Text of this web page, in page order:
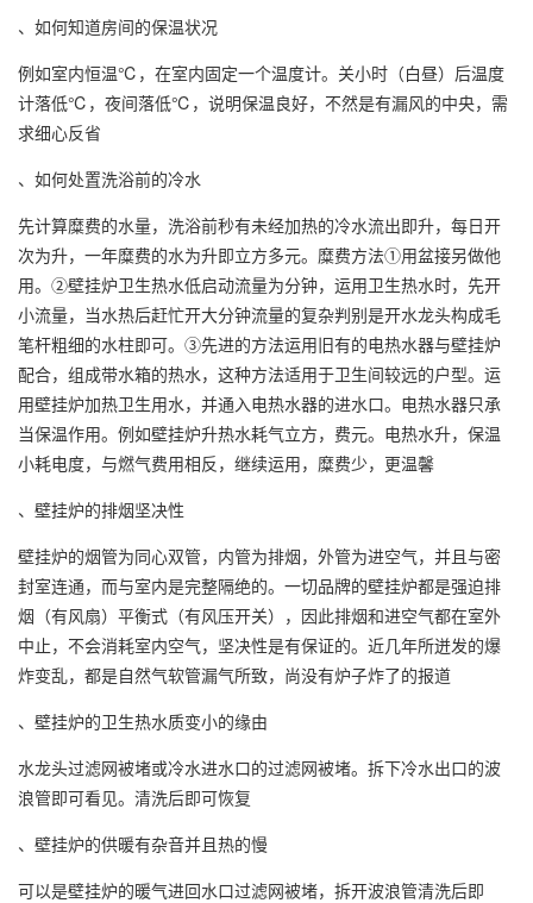
、如何知道房间的保温状况
例如室内恒温℃，在室内固定一个温度计。关小时（白昼）后温度
计落低℃，夜间落低℃，说明保温良好，不然是有漏风的中央，需
求细心反省
、如何处置洗浴前的冷水
先计算糜费的水量，洗浴前秒有未经加热的冷水流出即升，每日开
次为升，一年糜费的水为升即立方多元。糜费方法①用盆接另做他
用。②壁挂炉卫生热水低启动流量为分钟，运用卫生热水时，先开
小流量，当水热后赶忙开大分钟流量的复杂判别是开水龙头构成毛
笔杆粗细的水柱即可。③先进的方法运用旧有的电热水器与壁挂炉
配合，组成带水箱的热水，这种方法适用于卫生间较远的户型。运
用壁挂炉加热卫生用水，并通入电热水器的进水口。电热水器只承
当保温作用。例如壁挂炉升热水耗气立方，费元。电热水升，保温
小耗电度，与燃气费用相反，继续运用，糜费少，更温馨
、壁挂炉的排烟坚决性
壁挂炉的烟管为同心双管，内管为排烟，外管为进空气，并且与密
封室连通，而与室内是完整隔绝的。一切品牌的壁挂炉都是强迫排
烟（有风扇）平衡式（有风压开关），因此排烟和进空气都在室外
中止，不会消耗室内空气，坚决性是有保证的。近几年所迸发的爆
炸变乱，都是自然气软管漏气所致，尚没有炉子炸了的报道
、壁挂炉的卫生热水质变小的缘由
水龙头过滤网被堵或冷水进水口的过滤网被堵。拆下冷水出口的波
浪管即可看见。清洗后即可恢复
、壁挂炉的供暖有杂音并且热的慢
可以是壁挂炉的暖气进回水口过滤网被堵，拆开波浪管清洗后即